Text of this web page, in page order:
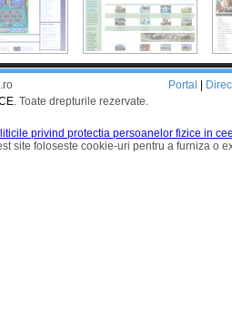
. Toate drepturile rezervate.
Portal
privind protectia persoanelor fizice in
site foloseste cookie-uri pentru a furniza o